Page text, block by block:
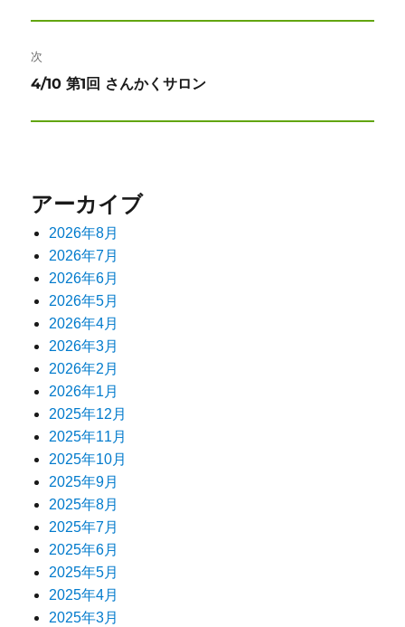
ゲ
ン
稿:
次
次
4/10 第1回 さんかくサロン
アーカイブ
2026年8月
2026年7月
2026年6月
2026年5月
2026年4月
2026年3月
2026年2月
2026年1月
2025年12月
2025年11月
2025年10月
2025年9月
2025年8月
2025年7月
2025年6月
2025年5月
2025年4月
2025年3月